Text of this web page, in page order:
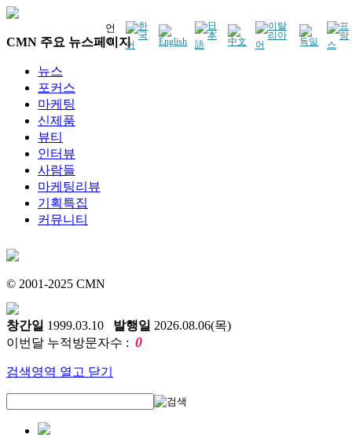
언
어
CMN 주요 뉴스페이지
뉴스
포커스
마케팅
신제품
뷰티
인터뷰
사람들
마케팅리뷰
기획특집
커뮤니티
© 2001-2025 CMN
창간일 1999.03.10 발행일 2026.08.06(목)
이번달 누적방문자수 : 0
검색영역 열고 닫기